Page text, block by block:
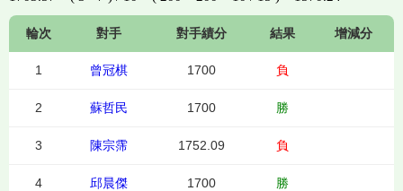
輪次 對手 對手績分 結果 增減分
1 曾冠棋 1700 負
2 蘇哲民 1700 勝
3 陳宗霈 1752.09 負
4 邱晨傑 1700 勝